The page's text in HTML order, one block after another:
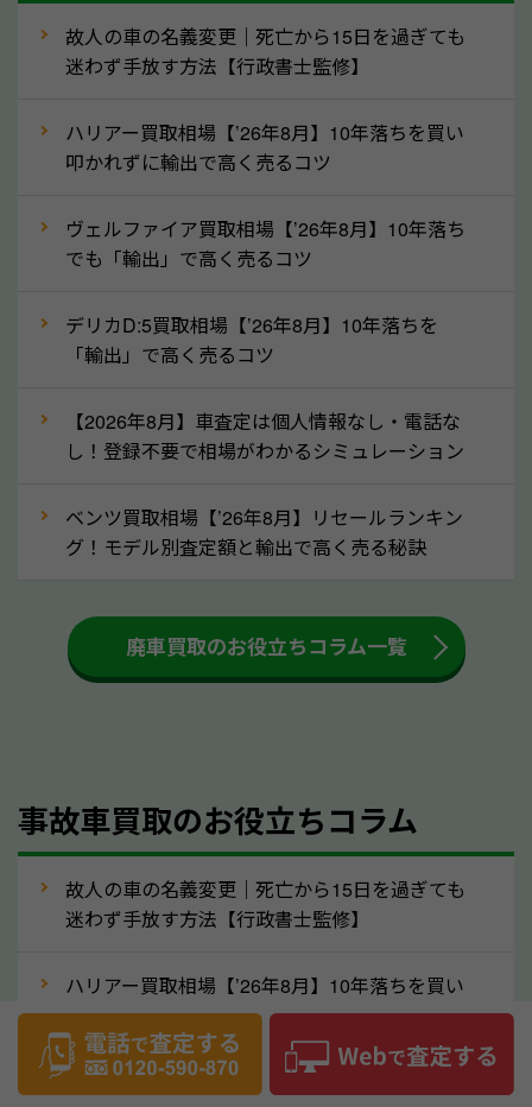
産車は高く買取が可能です。「廃車＝買取できない」
なら廃車の車も適正価格で買取できます。他社で買取
拒否となった車も価格がつく可能性があるので、諦め
でも高価買取が可能なケースは珍しくないため、まず
はWebで簡単にできる無料査定をお試しください。
実績」で確認できます。
⑤車内の簡単な清掃で買取価格アップも！
しばらく乗っていない車は、車内のシートや座席の下
が汚れていることも多いです。シミや汚れが付着して
す。車内の汚れは簡単な清掃だけで取り除けることも
多いため、査定前にチェックして、清掃をしておくの
大きな汚れがない限り必要はありません。査定に影響
するケースは少ないため、そのままお持ちいただいて
あるため、まずは高知県のソコカラへ車の状態につい
てお気軽にご相談ください。
⑥車の需要が高まるタイミングで売るのも
高価買取のポイント！
買取依頼をするのもポイントです。車にも需要の高い
時期と低い時期があり、低い時期だと査定金額が抑え
めになる可能性もあります。逆に需要が高い時期であ
故人の車の名義変更｜死亡から15日を過ぎても
迷わず手放す方法【行政書士監修】
ハリアー買取相場【’26年8月】10年落ちを買い
叩かれずに輸出で高く売るコツ
ヴェルファイア買取相場【’26年8月】10年落ち
でも「輸出」で高く売るコツ
デリカD:5買取相場【’26年8月】10年落ちを
「輸出」で高く売るコツ
【2026年8月】車査定は個人情報なし・電話な
し！登録不要で相場がわかるシミュレーション
ベンツ買取相場【’26年8月】リセールランキン
グ！モデル別査定額と輸出で高く売る秘訣
廃車買取のお役立ちコラム一覧
事故車買取のお役立ちコラム
故人の車の名義変更｜死亡から15日を過ぎても
迷わず手放す方法【行政書士監修】
ハリアー買取相場【’26年8月】10年落ちを買い
叩かれずに輸出で高く売るコツ
ヴェルファイア買取相場【’26年8月】10年落ち